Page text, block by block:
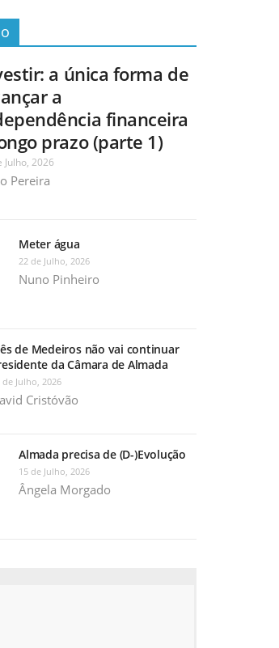
a única forma de
a
financeira
prazo (parte 1)
Julho, 2026
Pereira
Meter água
22 de Julho, 2026
Nuno Pinheiro
de Medeiros não vai continuar
da Câmara de Almada
de Julho, 2026
Cristóvão
Almada precisa de (D-)Evolução
15 de Julho, 2026
Ângela Morgado